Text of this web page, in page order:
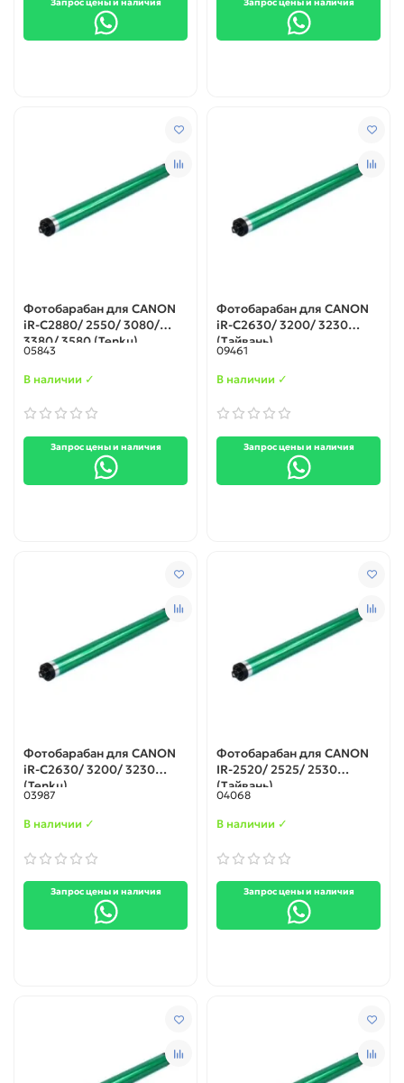
Фотобарабан для CANON
iR-C2880/ 2550/ 3080/
3380/ 3580 (Tenku)
05843
В наличии ✓
Запрос цены и наличия
Фотобарабан для CANON
iR-C2630/ 3200/ 3230
(Tайвань)
09461
В наличии ✓
Запрос цены и наличия
Фотобарабан для CANON
iR-C2630/ 3200/ 3230
(Tenku)
03987
В наличии ✓
Запрос цены и наличия
Фотобарабан для CANON
IR-2520/ 2525/ 2530
(Тайвань)
04068
В наличии ✓
Запрос цены и наличия